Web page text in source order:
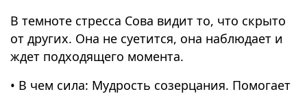
В темноте стресса Сова видит то, что скрыто
от других. Она не суетится, она наблюдает и
ждет подходящего момента.
• В чем сила: Мудрость созерцания. Помогает